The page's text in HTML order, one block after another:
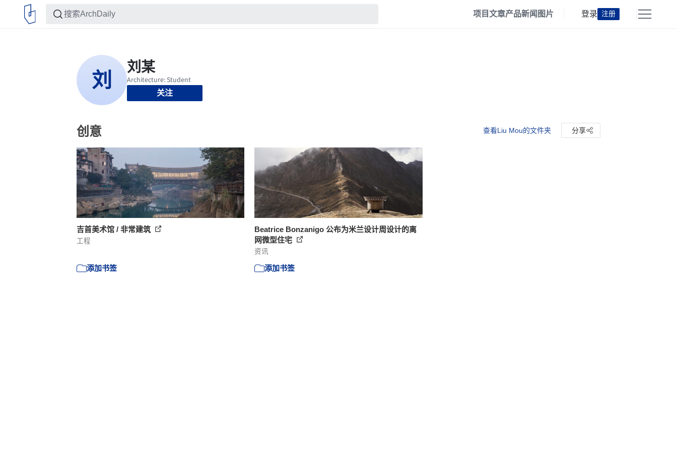
项目文章产品新闻 图片 登录 注册
关注
创意 查看Liu Mou的文件夹 分享
吉首美术馆 / 非常建筑
工程
添加书签
Beatrice Bonzanigo 公布为米兰设计周设计的离
网微型住宅
资讯
添加书签